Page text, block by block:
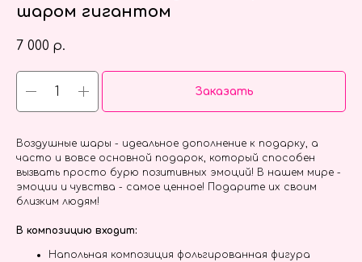
шаром гигантом
7 000 р.
Заказать
Воздушные шары - идеальное дополнение к подарку, а
часто и вовсе основной подарок, который способен
вызвать просто бурю позитивных эмоций! В нашем мире -
эмоции и чувства - самое ценное! Подарите их своим
близким людям!
В композицию входит:
Напольная композиция фольгированная фигура